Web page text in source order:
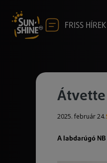
FRISS HÍREK
Átvette
2025. február 24.
A labdarúgó